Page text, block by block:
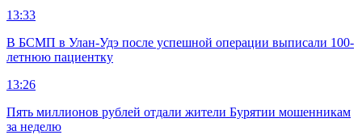
13:33
В БСМП в Улан-Удэ после успешной операции выписали 100-
летнюю пациентку
13:26
Пять миллионов рублей отдали жители Бурятии мошенникам
за неделю